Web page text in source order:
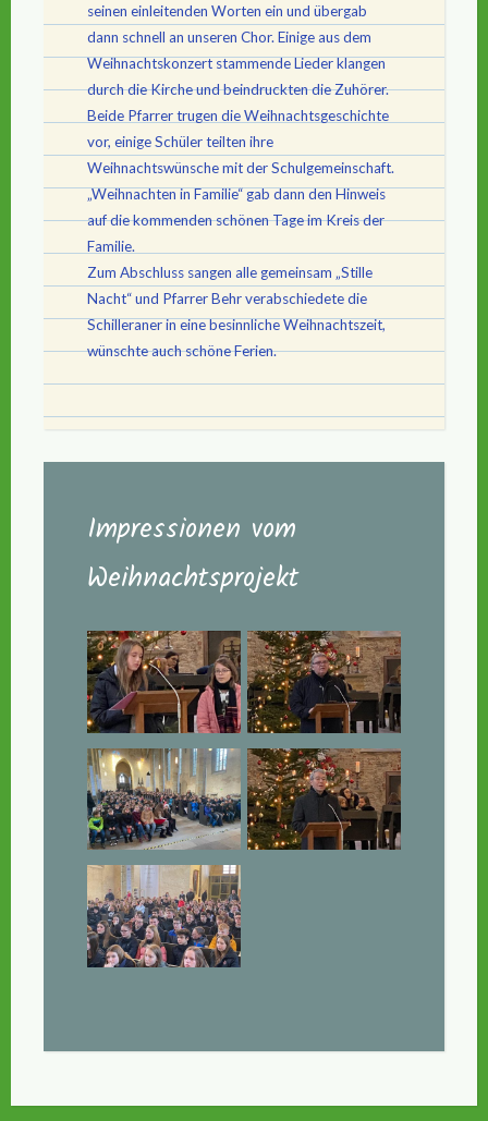
seinen einleitenden Worten ein und übergab
dann schnell an unseren Chor. Einige aus dem
Weihnachtskonzert stammende Lieder klangen
durch die Kirche und beindruckten die Zuhörer.
Beide Pfarrer trugen die Weihnachtsgeschichte
vor, einige Schüler teilten ihre
Weihnachtswünsche mit der Schulgemeinschaft.
„Weihnachten in Familie“ gab dann den Hinweis
auf die kommenden schönen Tage im Kreis der
Familie.
Zum Abschluss sangen alle gemeinsam „Stille
Nacht“ und Pfarrer Behr verabschiedete die
Schilleraner in eine besinnliche Weihnachtszeit,
wünschte auch schöne Ferien.
Impressionen vom
Weihnachtsprojekt